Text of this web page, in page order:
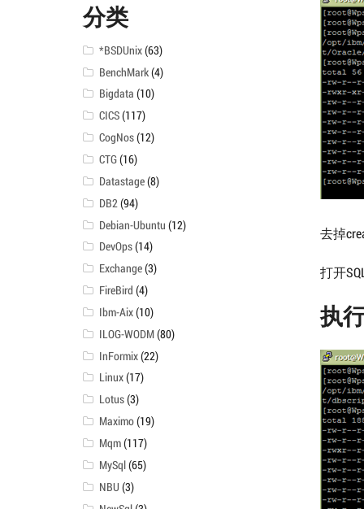
去掉
打开
执
分类
*BSDUnix(63)
BenchMark(4)
Bigdata (10)
CICS(117)
CogNos(12)
CTG(16)
Datastage(8)
DB2(94)
Debian-Ubuntu (12)
DevOps(14)
Exchange(3)
FireBird (4)
Ibm-Aix(10)
ILOG-WODM(80)
InFormix(22)
Linux(17)
Lotus(3)
Maximo(19)
Mqm(117)
MySql(65)
NBU(3)